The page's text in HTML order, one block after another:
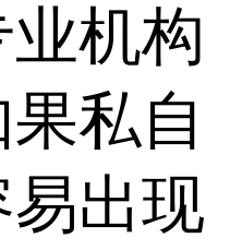
机构
私自
出现